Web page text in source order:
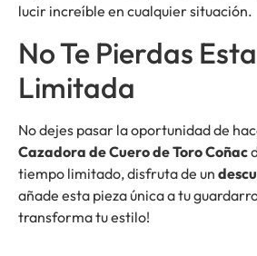
lucir increíble en cualquier situación.
No Te Pierdas
Limitada
No dejes pasar la oportunidad de
Cazadora de Cuero de Toro Coñac
tiempo limitado, disfruta de un
añade esta pieza única a tu
transforma tu estilo!